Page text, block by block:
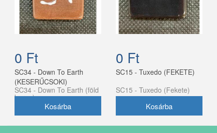
0 Ft
SC34 - Down To Earth
(KESERŰCSOKI)
SC34 - Down To Earth (föld
barna)
0 Ft
SC15 - Tuxedo (FEKETE)
SC15 - Tuxedo (Fekete)